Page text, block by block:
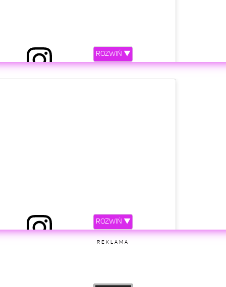
przez VIKI GABOR (@vikigaborofficial)
przez Michał Szczygieł (@m_szczygle)
ROZWIŃ ▼
ROZWIŃ ▼
REKLAMA